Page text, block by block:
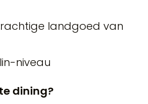
landgoed van
niveau
dining?